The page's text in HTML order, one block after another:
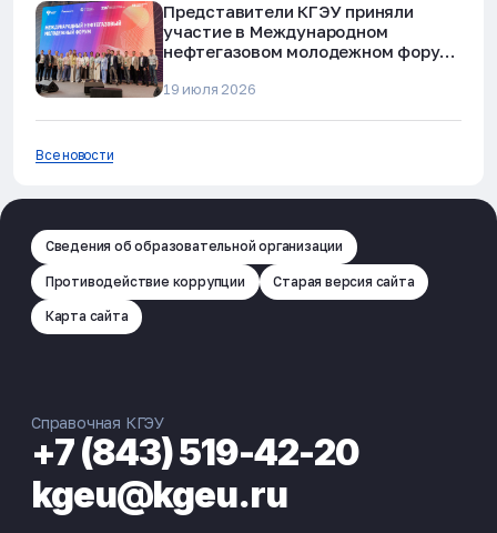
Представители КГЭУ приняли
участие в Международном
нефтегазовом молодежном форуме
19 июля 2026
Все новости
Сведения об образовательной организации
Противодействие коррупции Старая версия сайта
Карта сайта
Справочная КГЭУ
+7 (843) 519-42-20
kgeu@kgeu.ru